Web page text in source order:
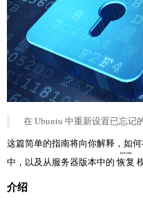
在 Ubuntu 中重新设置已忘记
这篇简单的指南将向你解释，如
中，以及从服务器版本中的恢复
rescue
介绍